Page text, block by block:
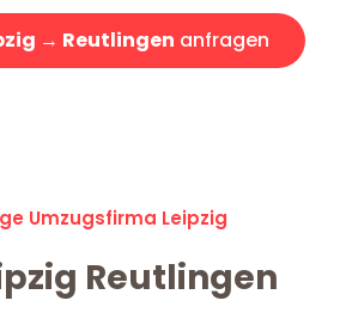
→ Reutlingen anfragen
Umzugsfirma Leipzig
Reutlingen